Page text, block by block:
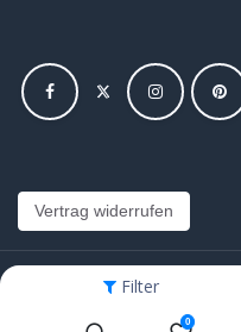
Filter
0
Vertrag widerrufen
Copyright © Hajus